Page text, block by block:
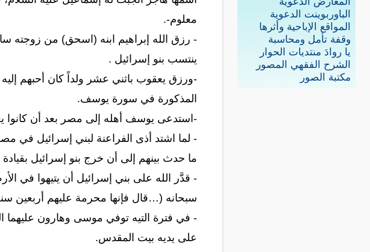
الباوربوينت الدعوية
المواقع الإباحية وأثرها
وقفة تأمل ومحاسبة
يا روادَ منتديات الحوار
الشرح الفقهي المصور
مكتبة الصور
معلوم-.
- رزق الله إبراهيم ابنه (اسحق) من زوجته
ينتسب بنو إسرائيل .
-ورزق يعقوب باثني عشر ولداً كان أحبهم
المذكورة في سورة يوسف.
-استدعى يوسف أهله إلى مصر بعد أن
- لما اشتد أذى الفراعنة لبني إسرائيل في
ما حدث بينهم إلى أن خرج بنو إسرائيل
- قدَّر الله على بني إسرائيل أن يتيهوا في
سبحانه (…قال فإنها محرمة عليهم أربعين
- في فترة التيه توفي موسى وهارون عليهما
على يديه بيت المقدس.